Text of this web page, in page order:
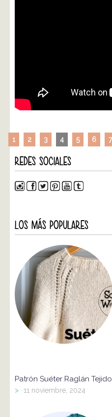
1 2 3 4 5 6 7
REDES SOCIALES
LOS MÁS POPULARES
Patrón Suéter Raglán
> 11 noviembre, 2024